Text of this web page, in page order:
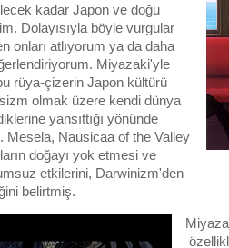
kadar Japon ve doğu
Dolayısıyla böyle vurgular
onları atlıyorum ya da daha
Miyazaki'yle
rüya-çizerin Japon kültürü
olmak üzere kendi dünya
yansıttığı yönünde
Mesela, Nausicaa of the Valley
doğayı yok etmesi ve
etkilerini, Darwinizm'den
belirtmiş.